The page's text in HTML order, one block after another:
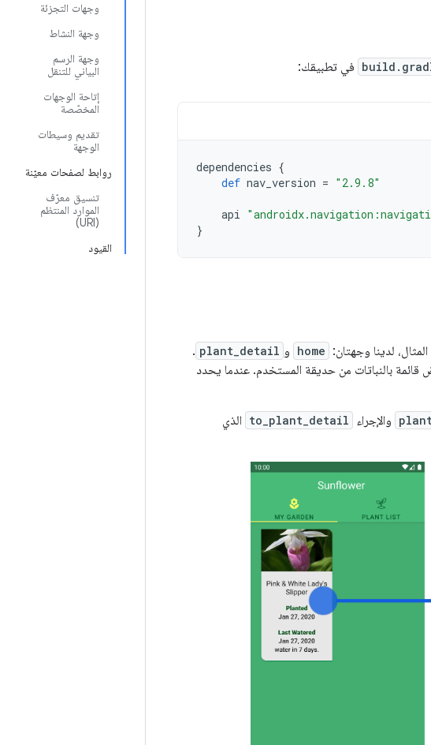
وجهات التجزئة
وجهة النشاط
وجهة الرسم
البياني للتنقل
إتاحة الوجهات
المخصّصة
تقديم وسيطات
الوجهة
روابط لصفحات معيّنة
تنسيق معرّف
الموارد المنتظم
(URI)
القيود
في تطبيقك:
dependencies {
def nav_version = "2.9.8"
api
}
لدينا وجهتان: home و plant_detail
.
بالنباتات من حديقة المستخدم. عندما يحدد
والإجراء to_plant_detail الذي